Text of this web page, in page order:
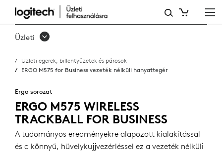
ERGO
M575
FOR
BUSINESS
VEZETÉK
NÉLKÜLI
HANYATTEGÉR
Üzleti
Üzleti egerek, billentyűzetek és párosok
ERGO M575 for Business vezeték nélküli hanyattegér
Ergo sorozat
ERGO M575 WIRELESS
TRACKBALL FOR BUSINESS
A tudományos eredményekre alapozott kialakítással
és a könnyű, hüvelykujjvezérléssel ez a vezeték nélküli